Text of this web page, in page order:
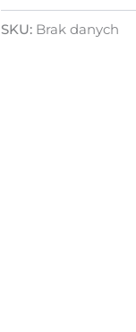
SKU: Brak danych